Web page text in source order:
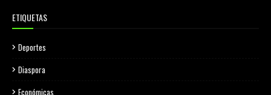
ETIQUETAS
Deportes
Diaspora
Económicas